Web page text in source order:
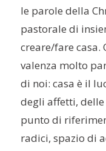
le parole della
pastorale di
creare/fare casa.
valenza molto
di noi: casa è il
degli affetti,
punto di
radici, spazio di